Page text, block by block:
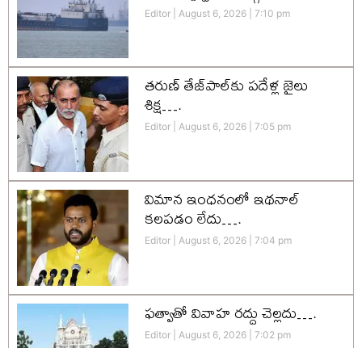
Editor August 6, 2026 7:10 pm
తరుణ్ తేజ్‌పాల్‌కు పదేళ్ల జైలు
శిక్ష….
Editor August 6, 2026 7:05 pm
విమాన ఇంధనంలో ఇథనాల్
కలపడం లేదు….
Editor August 6, 2026 7:04 pm
ఫత్వాతో వివాహ రద్దు చెల్లదు….
Editor August 6, 2026 7:02 pm